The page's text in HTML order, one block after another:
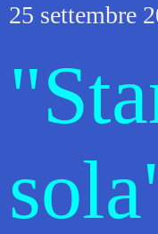
25 settembre